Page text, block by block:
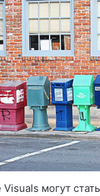
могут